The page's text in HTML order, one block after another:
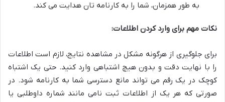
به طور همزمان، شما را به کارنامه تان هدایت می کند.
نکات مهم برای وارد کردن اطلاعات:
برای جلوگیری از هرگونه مشکل در مشاهده نتایج، لازم است اطلاعات
را با نهایت دقت و بدون هیچ اشتباهی وارد کنید. حتی یک اشتباه
کوچک در یک رقم می تواند مانع دسترسی شما به کارنامه شود. در
صورتی که هر یک از اطلاعات ثبت نامی مانند شماره داوطلبی یا